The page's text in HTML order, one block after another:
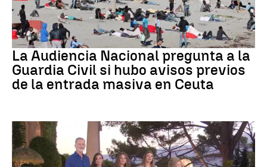
Crisis migratoria
La Audiencia Nacional pregunta a la
Guardia Civil si hubo avisos previos
de la entrada masiva en Ceuta